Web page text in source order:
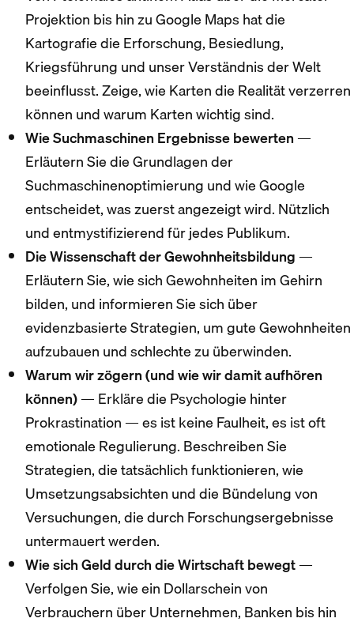
Projektion bis hin zu Google Maps hat die
Kartografie die Erforschung, Besiedlung,
Kriegsführung und unser Verständnis der Welt
beeinflusst. Zeige, wie Karten die Realität verzerren
können und warum Karten wichtig sind.
Wie Suchmaschinen Ergebnisse bewerten —
Erläutern Sie die Grundlagen der
Suchmaschinenoptimierung und wie Google
entscheidet, was zuerst angezeigt wird. Nützlich
und entmystifizierend für jedes Publikum.
Die Wissenschaft der Gewohnheitsbildung —
Erläutern Sie, wie sich Gewohnheiten im Gehirn
bilden, und informieren Sie sich über
evidenzbasierte Strategien, um gute Gewohnheiten
aufzubauen und schlechte zu überwinden.
Warum wir zögern (und wie wir damit aufhören
können)— Erkläre die Psychologie hinter
Prokrastination — es ist keine Faulheit, es ist oft
emotionale Regulierung. Beschreiben Sie
Strategien, die tatsächlich funktionieren, wie
Umsetzungsabsichten und die Bündelung von
Versuchungen, die durch Forschungsergebnisse
untermauert werden.
Wie sich Geld durch die Wirtschaft bewegt—
Verfolgen Sie, wie ein Dollarschein von
Verbrauchern über Unternehmen, Banken bis hin